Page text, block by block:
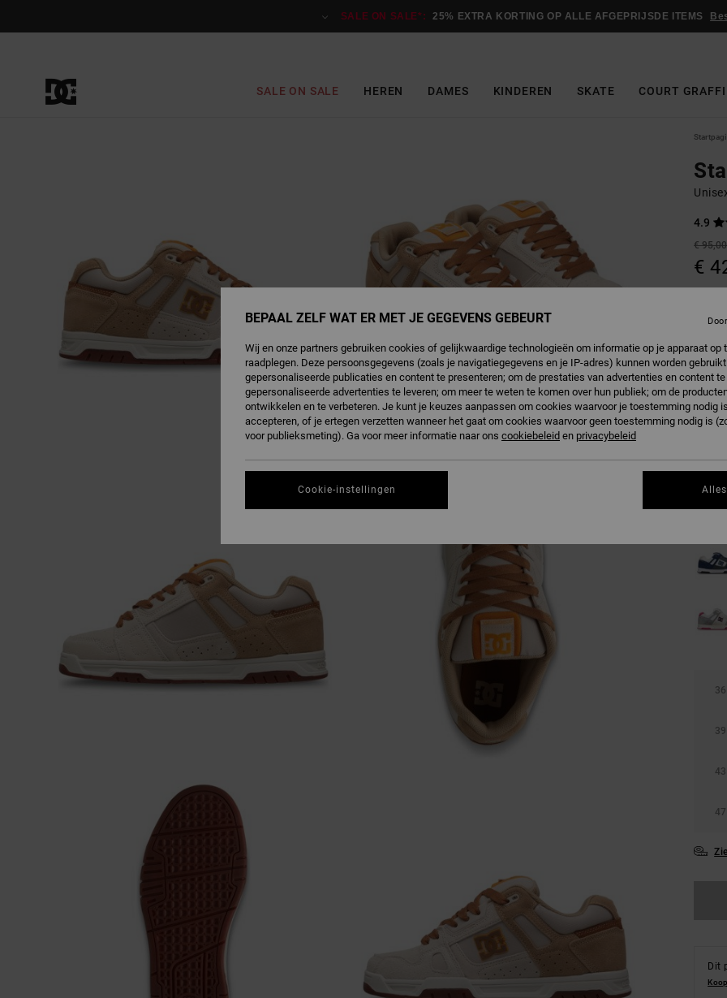
SALE ON SALE*: 25% EXTRA KORTING OP ALLE AFGEPRIJSDE ITEMS
SALE ON SALE HEREN DAMES KINDEREN SKATE COURT
4.9
€ 95,00
€
SALE
Kleur
36
39
43
47
Dit
BEPAAL ZELF WAT ER MET JE GEGEVENS GEBEURT
Wij en onze partners gebruiken cookies of gelijkwaardige technologieën om informatie op je apparaat op
raadplegen. Deze persoonsgegevens (zoals je navigatiegegevens en je IP-adres) kunnen worden
gepersonaliseerde publicaties en content te presenteren; om de prestaties van advertenties en content
gepersonaliseerde advertenties te leveren; om meer te weten te komen over hun publiek; om de
ontwikkelen en te verbeteren. Je kunt je keuzes aanpassen om cookies waarvoor je toestemming nodig
accepteren, of je ertegen verzetten wanneer het gaat om cookies waarvoor geen toestemming nodig is
voor publieksmeting). Ga voor meer informatie naar ons cookiebeleid en privacybeleid
Cookie-instellingen